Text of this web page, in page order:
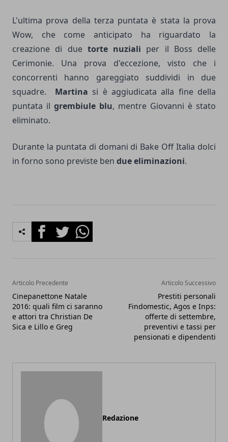
L'ultima prova della terza puntata è stata la prova
Wow, che come anticipato ha riguardato la
creazione di due torte nuziali per il Boss delle
Cerimonie. Una prova d'eccezione, visto che i
concorrenti hanno gareggiato suddividi in due
squadre. Martina si è aggiudicata alla fine della
puntata il grembiule blu, mentre Giovanni è stato
eliminato.
Durante la puntata di domani di Bake Off Italia dolci
in forno sono previste ben due eliminazioni.
FacebookTwitterWhatsapp
Articolo Precedente
Cinepanettone Natale
2016: quali film ci saranno
e attori tra Christian De
Sica e Lillo e Greg
Articolo Successivo
Prestiti personali
Findomestic, Agos e Inps:
offerte di settembre,
preventivi e tassi per
pensionati e dipendenti
Redazione